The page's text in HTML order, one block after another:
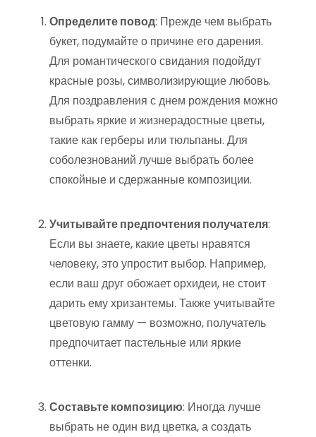
Определите повод: Прежде чем выбрать
букет, подумайте о причине его дарения.
Для романтического свидания подойдут
красные розы, символизирующие любовь.
Для поздравления с днем рождения можно
выбрать яркие и жизнерадостные цветы,
такие как герберы или тюльпаны. Для
соболезнований лучше выбрать более
спокойные и сдержанные композиции.
Учитывайте предпочтения получателя:
Если вы знаете, какие цветы нравятся
человеку, это упростит выбор. Например,
если ваш друг обожает орхидеи, не стоит
дарить ему хризантемы. Также учитывайте
цветовую гамму — возможно, получатель
предпочитает пастельные или яркие
оттенки.
Составьте композицию: Иногда лучше
выбрать не один вид цветка, а создать